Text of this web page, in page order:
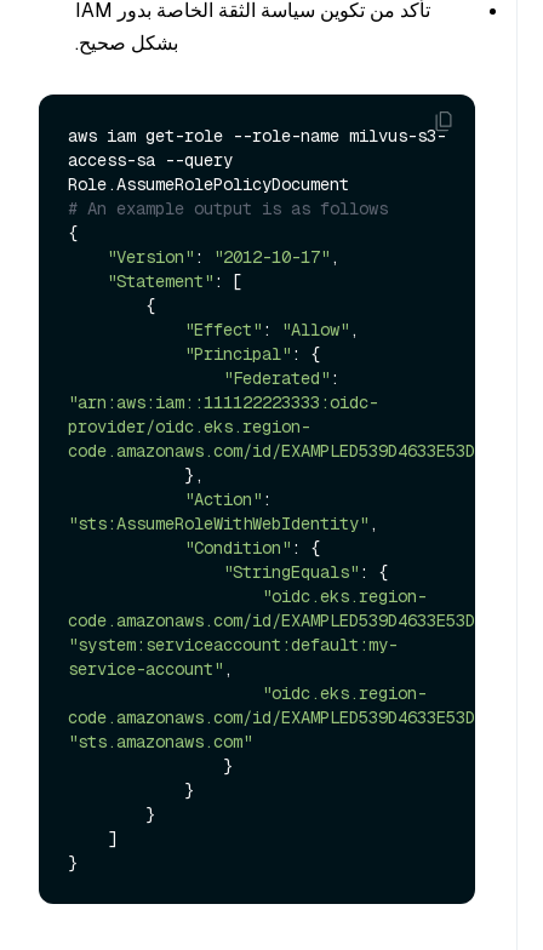
تأكد من تكوين سياسة الثقة الخاصة بدور IAM
بشكل صحيح.
aws iam get-role --role-name milvus-s3-
access-sa --query
# An example output is as follows
{
"Version" : "2012-10-17" ,
"Statement" : [
"Effect" : "Allow" ,
"Principal" : {
"Federated"
"arn:aws:iam::111122223333:oidc-
provider/oidc.eks.region-
code.amazonaws.com/id/
"Action"
"sts:AssumeRoleWithWebIdentity" ,
"Condition" : {
"StringEquals" : {
"oidc.eks.region-
code.amazonaws.com/id/
"system:serviceaccount:default:my-
service-account" ,
"oidc.eks.region-
code.amazonaws.com/id/
"sts.amazonaws.com"